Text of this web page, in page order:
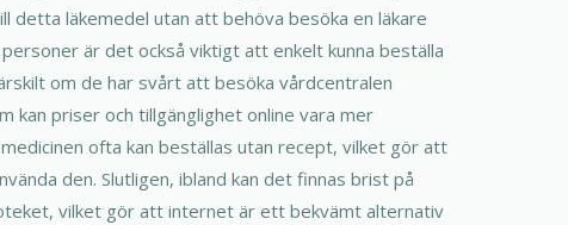
detta läkemedel utan att behöva besöka en läkare
är det också viktigt att enkelt kunna beställa
om de har svårt att besöka vårdcentralen
kan priser och tillgänglighet online vara mer
ofta kan beställas utan recept, vilket gör att
den. Slutligen, ibland kan det finnas brist på
vilket gör att internet är ett bekvämt alternativ